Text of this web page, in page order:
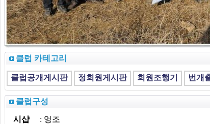
클럽 카테고리
클럽구성
시샵
: 엉조